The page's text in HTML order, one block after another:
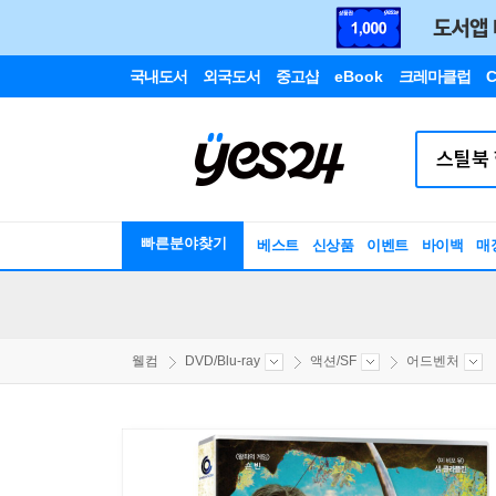
국내도서 외국도서 중고샵 eBook 크레마클럽
빠른분야찾기 베스트 신상품 이벤트 바이백 매
웰컴 DVD/Blu-ray 액션/SF 어드벤처